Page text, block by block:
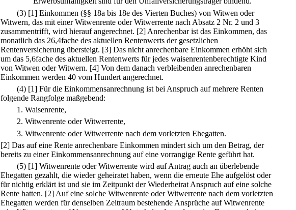
(3) [1] Einkommen (§§ 18a bis 18e des Vierten Buches) von Witwen oder
Witwern, das mit einer Witwenrente oder Witwerrente nach Absatz 2 Nr. 2 und 3
zusammentrifft, wird hierauf angerechnet. [2] Anrechenbar ist das Einkommen, das
monatlich das 26,4fache des aktuellen Rentenwerts der gesetzlichen
Rentenversicherung übersteigt. [3] Das nicht anrechenbare Einkommen erhöht sich
um das 5,6fache des aktuellen Rentenwerts für jedes waisenrentenberechtigte Kind
von Witwen oder Witwern. [4] Von dem danach verbleibenden anrechenbaren
Einkommen werden 40 vom Hundert angerechnet.
(4) [1] Für die Einkommensanrechnung ist bei Anspruch auf mehrere Renten
folgende Rangfolge maßgebend:
1. Waisenrente,
2. Witwenrente oder Witwerrente,
3. Witwenrente oder Witwerrente nach dem vorletzten Ehegatten.
[2] Das auf eine Rente anrechenbare Einkommen mindert sich um den Betrag, der
bereits zu einer Einkommensanrechnung auf eine vorrangige Rente geführt hat.
(5) [1] Witwenrente oder Witwerrente wird auf Antrag auch an überlebende
Ehegatten gezahlt, die wieder geheiratet haben, wenn die erneute Ehe aufgelöst oder
für nichtig erklärt ist und sie im Zeitpunkt der Wiederheirat Anspruch auf eine solche
Rente hatten. [2] Auf eine solche Witwenrente oder Witwerrente nach dem vorletzten
Ehegatten werden für denselben Zeitraum bestehende Ansprüche auf Witwenrente